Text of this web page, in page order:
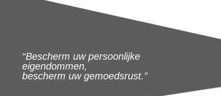
“Bescherm uw persoonlijke
eigendommen,
bescherm uw gemoedsrust.”